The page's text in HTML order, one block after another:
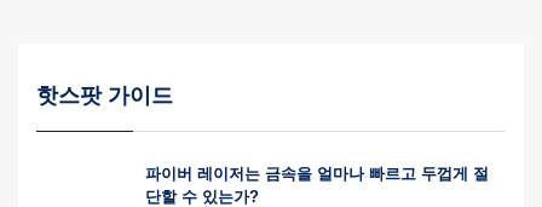
핫스팟 가이드
파이버 레이저는 금속을 얼마나 빠르고 두껍게 절
단할 수 있는가?